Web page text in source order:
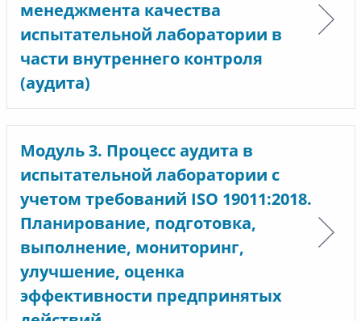
менеджмента качества
испытательной лаборатории в
части внутреннего контроля
(аудита)
Модуль 3. Процесс аудита в
испытательной лаборатории с
учетом требований ISO 19011:2018.
Планирование, подготовка,
выполнение, мониторинг,
улучшение, оценка
эффективности предпринятых